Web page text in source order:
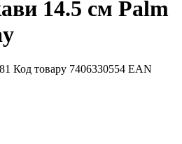
14.5 см Palm
Код товару 7406330554 EAN